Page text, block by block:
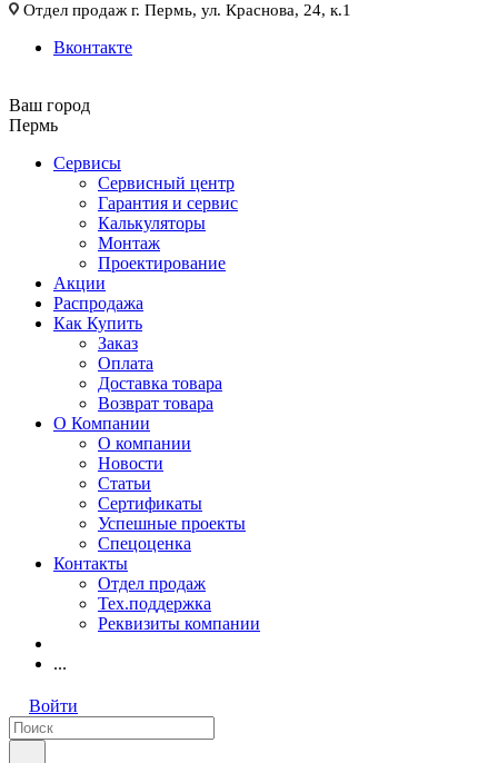
Отдел продаж г. Пермь, ул. Краснова, 24, к.1
Вконтакте
Ваш город
Пермь
Сервисы
Сервисный центр
Гарантия и сервис
Калькуляторы
Монтаж
Проектирование
Акции
Распродажа
Как Купить
Заказ
Оплата
Доставка товара
Возврат товара
О Компании
О компании
Новости
Статьи
Сертификаты
Успешные проекты
Спецоценка
Контакты
Отдел продаж
Тех.поддержка
Реквизиты компании
...
Войти